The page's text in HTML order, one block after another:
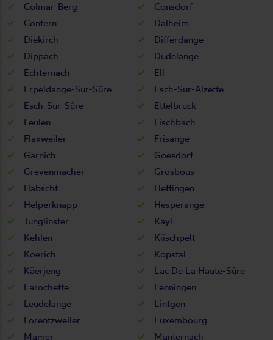
Colmar-Berg
Consdorf
Contern
Dalheim
Diekirch
Differdange
Dippach
Dudelange
Echternach
Ell
Erpeldange-Sur-Sûre
Esch-Sur-Alzette
Esch-Sur-Sûre
Ettelbruck
Feulen
Fischbach
Flaxweiler
Frisange
Garnich
Goesdorf
Grevenmacher
Grosbous
Habscht
Heffingen
Helperknapp
Hesperange
Junglinster
Kayl
Kehlen
Kiischpelt
Koerich
Kopstal
Käerjeng
Lac De La Haute-Sûre
Larochette
Lenningen
Leudelange
Lintgen
Lorentzweiler
Luxembourg
Mamer
Manternach